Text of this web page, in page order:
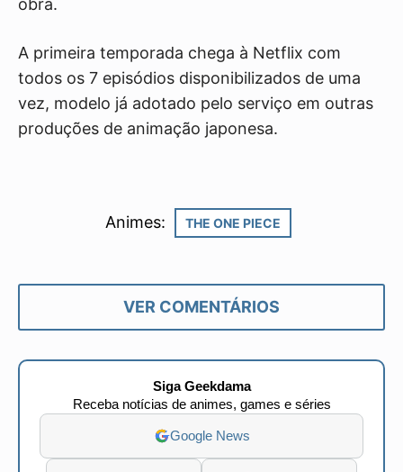
obra.
A primeira temporada chega à Netflix com
todos os 7 episódios disponibilizados de uma
vez, modelo já adotado pelo serviço em outras
produções de animação japonesa.
Animes: THE ONE PIECE
VER COMENTÁRIOS
Siga Geekdama
Receba notícias de animes, games e séries
Google News